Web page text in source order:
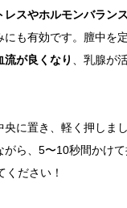
レスやホルモンバラン
にも有効です。膻中を
流が良くなり 、乳腺が
に置き、軽く押しまし
がら、5〜10秒間かけ
ください！